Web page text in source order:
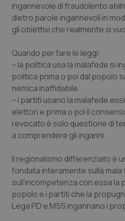
Calabria
Campania
Emilia-Romagna
Friuli Venezia Giulia
Lazio
Liguria
Lombardia
Marche
Molise
Asma & BPCO
Car-T
Colesterolo &
Dermatite Atopica
Diabete & glucometri
Disturbi dell’umore
Dolore
Donna & Salute
Epatiti
ingannevole di fraudolento
dietro parole ingannevoli in
gli obiettivi che realmente si
Quando per fare le leggi:
– la politica usa la malafede si
politica prima o poi dal popolo
nemica inaffidabile
– i partiti usano la malafede
elettori e prima o poi il
revocato è solo questione di
a comprendere gli inganni.
Il regionalismo differenziato è
fondata interamente sulla mala
sull’incompetenza con essa la
popolo e i partiti che la
Lega PD e M5S ingannano i